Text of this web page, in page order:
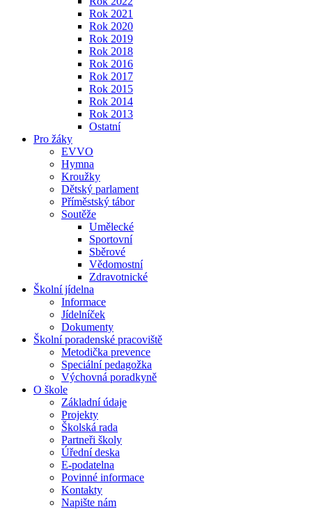
Rok 2021
Rok 2020
Rok 2019
Rok 2018
Rok 2016
Rok 2017
Rok 2015
Rok 2014
Rok 2013
Ostatní
Pro žáky
EVVO
Hymna
Kroužky
Dětský parlament
Příměstský tábor
Soutěže
Umělecké
Sportovní
Sběrové
Vědomostní
Zdravotnické
Školní jídelna
Informace
Jídelníček
Dokumenty
Školní poradenské pracoviště
Metodička prevence
Speciální pedagožka
Výchovná poradkyně
O škole
Základní údaje
Projekty
Školská rada
Partneři školy
Úřední deska
E-podatelna
Povinné informace
Kontakty
Napište nám